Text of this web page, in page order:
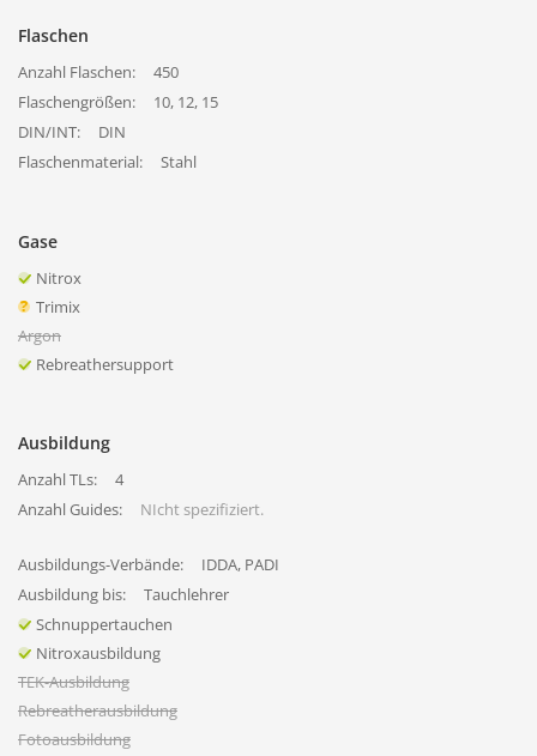
Flaschen
Anzahl Flaschen:
450
Flaschengrößen:
10, 12, 15
DIN/INT:
DIN
Flaschenmaterial:
Stahl
Gase
Nitrox
Trimix
Argon
Rebreathersupport
Ausbildung
Anzahl TLs:
4
Anzahl Guides:
NIcht spezifiziert.
Ausbildungs-Verbände:
IDDA, PADI
Ausbildung bis:
Tauchlehrer
Schnuppertauchen
Nitroxausbildung
TEK-Ausbildung
Rebreatherausbildung
Fotoausbildung